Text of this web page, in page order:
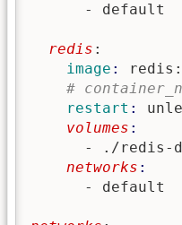
      - default
  redis
:
    image
:
#
    restart
:
    volumes
- ./redis-
    networks
      - default